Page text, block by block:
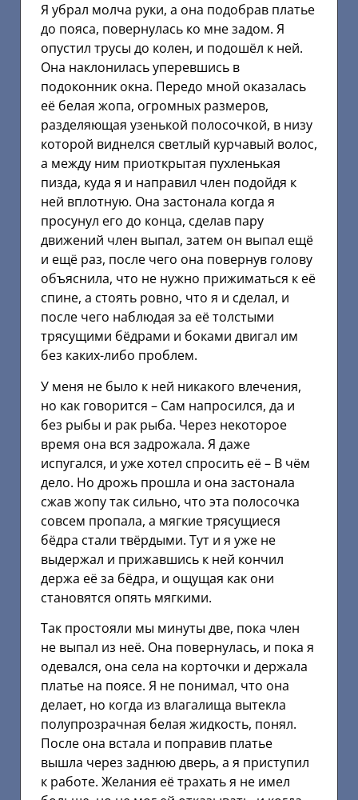
Я убрал молча руки, а она подобрав платье
до пояса, повернулась ко мне задом. Я
опустил трусы до колен, и подошёл к ней.
Она наклонилась уперевшись в
подоконник окна. Передо мной оказалась
её белая жопа, огромных размеров,
разделяющая узенькой полосочкой, в низу
которой виднелся светлый курчавый волос,
а между ним приоткрытая пухленькая
пизда, куда я и направил член подойдя к
ней вплотную. Она застонала когда я
просунул его до конца, сделав пару
движений член выпал, затем он выпал ещё
и ещё раз, после чего она повернув голову
объяснила, что не нужно прижиматься к её
спине, а стоять ровно, что я и сделал, и
после чего наблюдая за её толстыми
трясущими бёдрами и боками двигал им
без каких-либо проблем.
У меня не было к ней никакого влечения,
но как говорится – Сам напросился, да и
без рыбы и рак рыба. Через некоторое
время она вся задрожала. Я даже
испугался, и уже хотел спросить её – В чём
дело. Но дрожь прошла и она застонала
сжав жопу так сильно, что эта полосочка
совсем пропала, а мягкие трясущиеся
бёдра стали твёрдыми. Тут и я уже не
выдержал и прижавшись к ней кончил
держа её за бёдра, и ощущая как они
становятся опять мягкими.
Так простояли мы минуты две, пока член
не выпал из неё. Она повернулась, и пока я
одевался, она села на корточки и держала
платье на поясе. Я не понимал, что она
делает, но когда из влагалища вытекла
полупрозрачная белая жидкость, понял.
После она встала и поправив платье
вышла через заднюю дверь, а я приступил
к работе. Желания её трахать я не имел